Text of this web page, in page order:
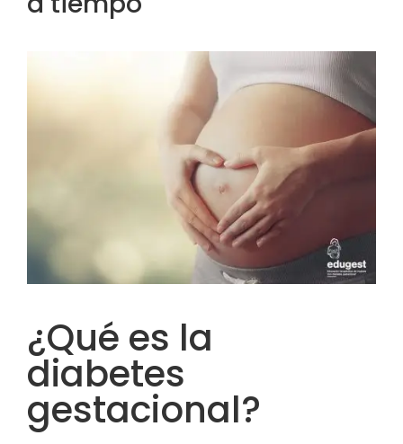
¿Qué es la
diabetes
gestacional?